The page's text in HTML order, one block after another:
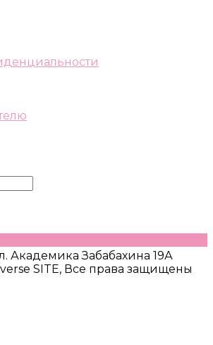
Академика Забабахина 19А
SITE, Все права защищены